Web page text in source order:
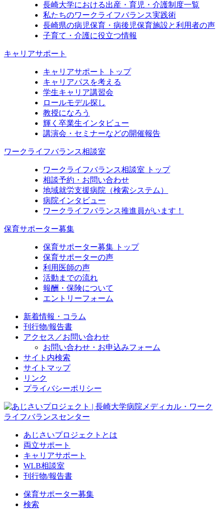
長崎大学における出産・育児・介護制度一覧
私たちのワークライフバランス実践術
長崎県の病児保育・病後児保育施設と利用者の声
子育て・介護に役立つ情報
キャリアサポート
キャリアサポート トップ
キャリアパスを考える
学生キャリア講習会
ロールモデル探し
教授になろう
輝く卒業生インタビュー
講演会・セミナーなどの開催報告
ワークライフバランス相談室
ワークライフバランス相談室 トップ
相談予約・お問い合わせ
地域就労支援病院（検索システム）
病院インタビュー
ワークライフバランス推進員がいます！
保育サポーター募集
保育サポーター募集 トップ
保育サポーターの声
利用医師の声
活動までの流れ
報酬・保険について
エントリーフォーム
新着情報・コラム
刊行物/報告書
アクセス／お問い合わせ
お問い合わせ・お申込みフォーム
サイト内検索
サイトマップ
リンク
プライバシーポリシー
あじさいプロジェクトとは
両立サポート
キャリアサポート
WLB相談室
刊行物/報告書
保育サポーター募集
検索